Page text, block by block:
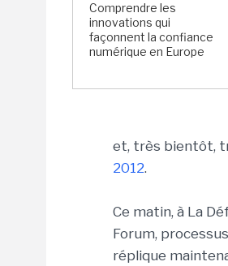
Comprendre les
innovations qui
façonnent la confiance
numérique en Europe
et, très bientôt,
2012.
Ce matin, à La
Forum,
réplique